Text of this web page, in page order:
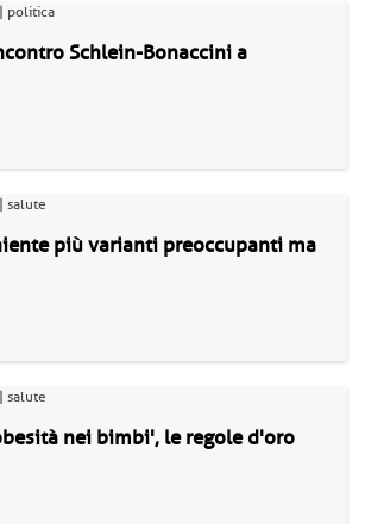
politica
Schlein-Bonaccini a
salute
più varianti preoccupanti ma
salute
nei bimbi', le regole d'oro